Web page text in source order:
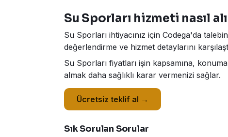
Su Sporları hizmeti nasıl
Su Sporları ihtiyacınız için Codega'da
değerlendirme ve hizmet detaylarını
Su Sporları fiyatları işin kapsamına,
almak daha sağlıklı karar vermenizi sağlar.
Ücretsiz teklif al →
Sık Sorulan Sorular